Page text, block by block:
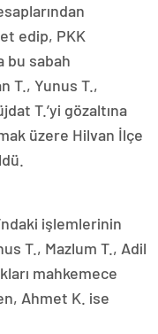
edip, PKK
bu sabah
T., Yunus T.,
T.’yi gözaltına
üzere Hilvan İlçe
işlemlerinin
T., Mazlum T., Adil
mahkemece
Ahmet K. ise